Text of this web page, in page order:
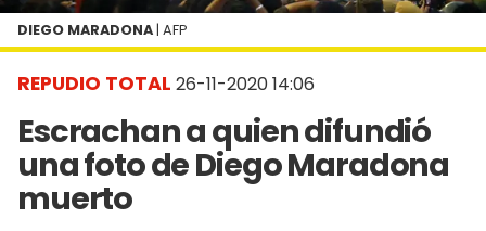
REPUDIO TOTAL 26-11-2020 14:06
Escrachan a quien difundió
una foto de Diego Maradona
muerto
DIEGO MARADONA | AFP